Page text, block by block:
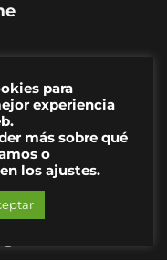
visuales y cultura
|Aviso Legal
para
experiencia
más sobre qué
o
los ajustes.